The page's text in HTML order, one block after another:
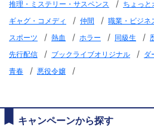
推理・ミステリー・サスペンス / ちょっと
ギャグ・コメディ / 仲間 / 職業・ビジネ
スポーツ / 熱血 / ホラー / 同級生 /
先行配信 / ブックライブオリジナル / ダ
青春 / 悪役令嬢
/
キャンペーンから探す